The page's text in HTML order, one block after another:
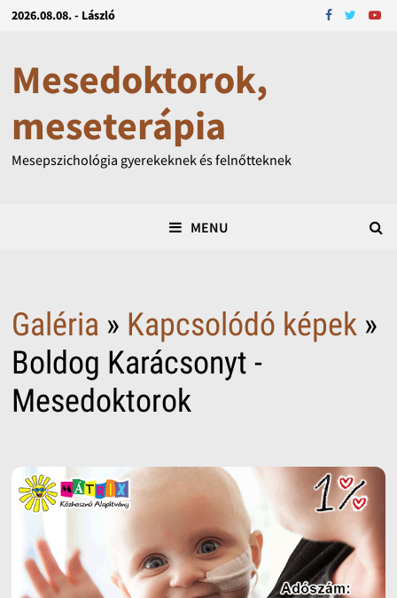
2026.08.08. - László
Mesedoktorok,
meseterápia
Mesepszichológia gyerekeknek és felnőtteknek
MENU
Galéria » Kapcsolódó képek»
Boldog Karácsonyt -
Mesedoktorok